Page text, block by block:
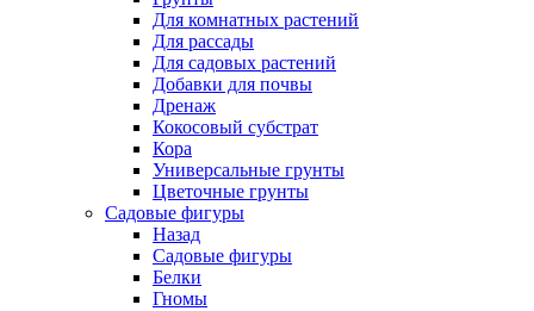
Для комнатных растений
Для рассады
Для садовых растений
Добавки для почвы
Дренаж
Кокосовый субстрат
Кора
Универсальные грунты
Цветочные грунты
Садовые фигуры
Назад
Садовые фигуры
Белки
Гномы